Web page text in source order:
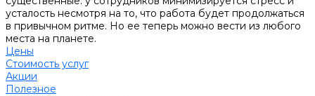
усталость несмотря на то, что работа будет продолжаться
в привычном ритме. Но ее теперь можно вести из любого
места на планете.
Цены
Стоимость услуг
Акции
Полезное